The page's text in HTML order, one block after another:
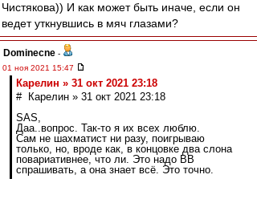
Чистякова)) И как может быть иначе, если он
ведет уткнувшись в мяч глазами?
Dominecne -
01 ноя 2021 15:47
Карелин » 31 окт 2021 23:18
# Карелин » 31 окт 2021 23:18
SAS,
Даа..вопрос. Так-то я их всех люблю.
Сам не шахматист ни разу, поигрываю
только, но, вроде как, в концовке два слона
повариативнее, что ли. Это надо ВВ
спрашивать, а она знает всё. Это точно.